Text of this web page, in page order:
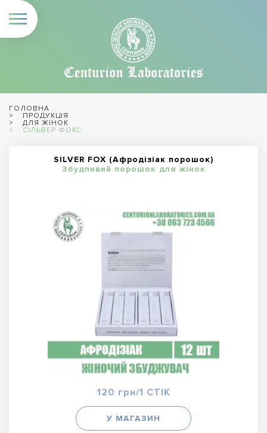
ГОЛОВНА
ПРОДУКЦІЯ
ДЛЯ ЖІНОК
СІЛЬВЕР ФОКС
SILVER FOX (Афродізіак порошок)
Збудливий порошок для жінок
120 грн/1 СТІК
У МАГАЗИН